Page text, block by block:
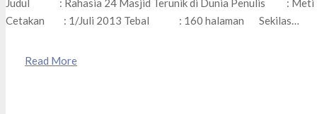
Judul : Rahasia 24 Masjid Terunik di Dunia Penulis : Meti
Cetakan : 1/Juli 2013 Tebal : 160 halaman Sekilas…
Read More